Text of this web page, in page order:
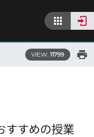
VIEW: 11799
すすめの授業